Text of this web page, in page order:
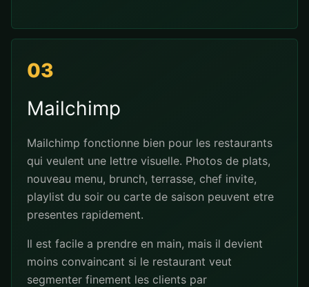
03
Mailchimp
Mailchimp fonctionne bien pour les restaurants
qui veulent une lettre visuelle. Photos de plats,
nouveau menu, brunch, terrasse, chef invite,
playlist du soir ou carte de saison peuvent etre
presentes rapidement.
Il est facile a prendre en main, mais il devient
moins convaincant si le restaurant veut
segmenter finement les clients par